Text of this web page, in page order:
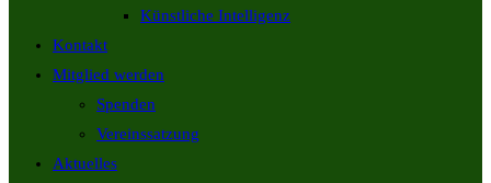
Künstliche Intelligenz
Kontakt
Mitglied werden
Spenden
Vereinssatzung
Aktuelles